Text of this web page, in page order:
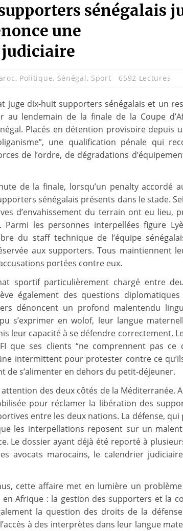
sénégalais
une
judiciaire
, Politique, Sénégal, Sport 6592 Lectures
juge dix-huit supporters sénégalais et un
au lendemain de la finale de la Coupe
Placés en détention provisoire depuis
une qualification pénale qui
de l’ordre, de dégradations
de la finale, lorsqu’un penalty accordé
sénégalais présents dans le stade.
d’envahissement du terrain ont eu lieu,
Parmi les personnes interpellées figure
du staff technique de l’équipe
aux supporters. Tous maintiennent
portées contre eux.
sportif particulièrement chargé entre
également des questions diplomatiques
dénoncent un profond malentendu
s’exprimer en wolof, leur langue
leur capacité à se défendre correctement.
que ses clients “ne comprennent pas ce
intermittent pour protester contre ce
de s’alimenter en dehors du petit-déjeuner.
des deux côtés de la Méditerranée.
pour réclamer la libération des
entre les deux nations. La défense, qui
les interpellations reposent sur un
Le dossier ayant déjà été reporté à
avocats marocains, le calendrier
cette affaire met en lumière un
Afrique : la gestion des supporters et la
la question des droits de la
à des interprètes dans leur langue